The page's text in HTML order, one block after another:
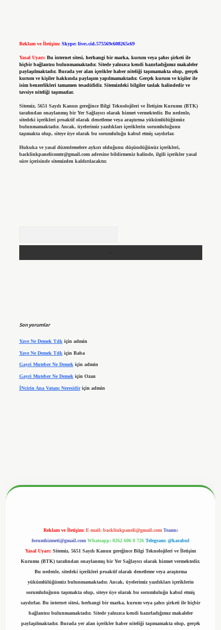
Reklam ve İletişim: Skype: live:.cid.575569c608265c69
Yasal Uyarı: Bu internet sitesi, herhangi bir marka, kurum veya şahıs şirketi ile
hiçbir bağlantısı bulunmamaktadır. Sitede yalnızca kendi hazırladığımız makaleler
paylaşılmaktadır. Burada yer alan içerikler haber niteliği taşımamakta olup, gerçek
kurum ve kişiler hakkında paylaşım yapılmamaktadır. Gerçek kurum ve kişiler ile
isim benzerlikleri tamamen tesadüfidir. Sitemizdeki bilgiler taslak halindedir ve
tavsiye niteliği taşımazlar.
Sitemiz, 5651 Sayılı Kanun gereğince Bilgi Teknolojileri ve İletişim Kurumu (BTK)
tarafından onaylanmış bir Yer Sağlayıcı olarak hizmet vermektedir. Bu nedenle,
sitedeki içerikleri proaktif olarak denetleme veya araştırma yükümlülüğümüz
bulunmamaktadır. Ancak, üyelerimiz yazdıkları içeriklerin sorumluluğunu
taşımakta olup, siteye üye olarak bu sorumluluğu kabul etmiş sayılırlar.
Hukuka ve yasal düzenlemelere aykırı olduğunu düşündüğünüz içerikleri,
backlinkpanelicomtr@gmail.comadresine bildirmeniz halinde, ilgili içerikler yasal
süre içerisinde sitemizden kaldırılacaktır.
Son yorumlar
Yave Ne Demek Tdk için admin
Yave Ne Demek Tdk için Baba
Gayri Muteber Ne Demekiçin admin
Gayri Muteber Ne Demek için Ozan
İNcirin Ana Vatanı Neresidiriçin admin
Reklam ve İletişim: E-mail: backlinkpaneli@gmail.com Teams:
forumhizmeti@gmail.com Whatsapp: 0262 606 0 726 Telegram: @karabul
Yasal Uyarı: Sitemiz, 5651 Sayılı Kanun gereğince Bilgi Teknolojileri ve İletişim
Kurumu (BTK) tarafından onaylanmış bir Yer Sağlayıcı olarak hizmet vermektedir.
Bu nedenle, sitedeki içerikleri proaktif olarak denetleme veya araştırma
yükümlülüğümüz bulunmamaktadır. Ancak, üyelerimiz yazdıkları içeriklerin
sorumluluğunu taşımakta olup, siteye üye olarak bu sorumluluğu kabul etmiş
sayılırlar. Bu internet sitesi, herhangi bir marka, kurum veya şahıs şirketi ile hiçbir
bağlantısı bulunmamaktadır. Sitede yalnızca kendi hazırladığımız makaleler
paylaşılmaktadır. Burada yer alan içerikler haber niteliği taşımamakta olup, gerçek